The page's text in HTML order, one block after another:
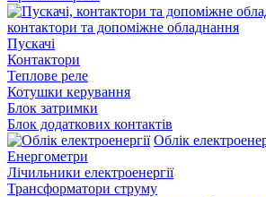
контактори та допоміжне обладнання
Пускачі
Контактори
Теплове реле
Котушки керування
Блок затримки
Блок додаткових контактів
Облік
Енергометри
Лічильники електроенергії
Трансформатори струму